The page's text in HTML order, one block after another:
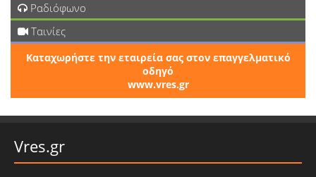
Ραδιόφωνο
Ταινίες
Καταχωρήστε την εταιρεία σας στον επαγγελματικό
οδηγό
www.vres.gr
Vres.gr